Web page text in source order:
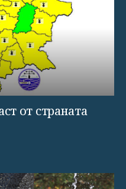
от страната